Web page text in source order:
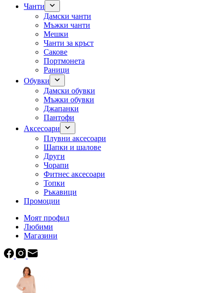
Чанти
Дамски чанти
Мъжки чанти
Мешки
Чанти за кръст
Сакове
Портмонета
Раници
Обувки
Дамски обувки
Мъжки обувки
Джапанки
Пантофи
Аксесоари
Плувни аксесоари
Шапки и шалове
Други
Чорапи
Фитнес аксесоари
Топки
Ръкавици
Промоции
Моят профил
Любими
Магазини